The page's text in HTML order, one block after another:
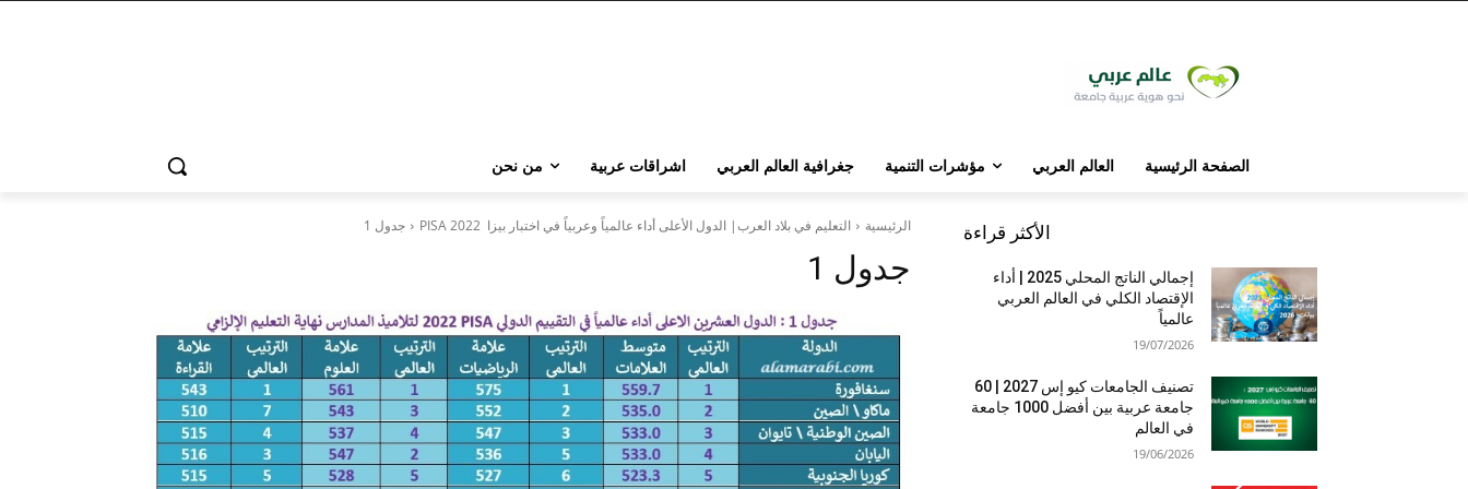
الصفحة الرئيسية العالم العربي مؤشرات التنمية جغرافية العالم العربي اشراقات عربية من نحن
الرئيسية التعليم في بلاد العرب| الدول الأعلى أداء عالمياً وعربياً في اختبار بيزا 2022 PISA جدول 1
جدول 1
الأكثر قراءة
إجمالي الناتج المحلي 2025 | أداء
الإقتصاد الكلي في العالم العربي
عالمياً
19/07/2026
تصنيف الجامعات كيو إس 2027 | 60
جامعة عربية بين أفضل 1000 جامعة
في العالم
19/06/2026